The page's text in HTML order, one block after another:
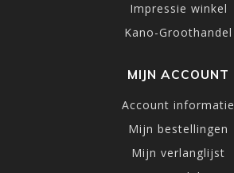
Impressie winkel
Kano-Groothandel
MIJN ACCOUNT
Account informatie
Mijn bestellingen
Mijn verlanglijst